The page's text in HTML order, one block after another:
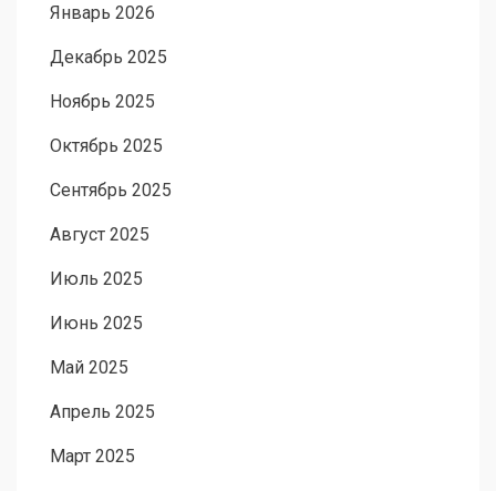
Январь 2026
Декабрь 2025
Ноябрь 2025
Октябрь 2025
Сентябрь 2025
Август 2025
Июль 2025
Июнь 2025
Май 2025
Апрель 2025
Март 2025